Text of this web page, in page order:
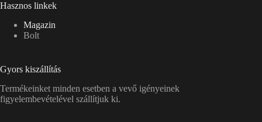
Hasznos linkek
Magazin
Bolt
Gyors kiszállítás
Termékeinket minden esetben a vevő igényeinek
figyelembevételével szállítjuk ki.